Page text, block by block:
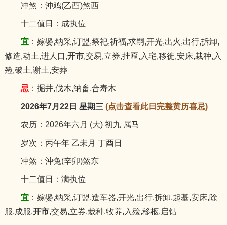
冲煞：沖鸡(乙酉)煞西
十二值日：成执位
宜：嫁娶,纳采,订盟,祭祀,祈福,求嗣,开光,出火,出行,拆卸,
修造,动土,进人口,开市,交易,立券,挂匾,入宅,移徙,安床,栽种,入
殓,破土,谢土,安葬
忌 ：掘井,伐木,纳畜,合寿木
2026年7月22日 星期三 (点击查看此日完整黄历喜忌)
农历：2026年六月 (大) 初九 属马
岁次：丙午年 乙未月 丁酉日
冲煞：沖兔(辛卯)煞东
十二值日：满执位
宜：嫁娶,纳采,订盟,造车器,开光,出行,拆卸,起基,安床,除
服,成服,开市,交易,立券,栽种,牧养,入殓,移柩,启钻